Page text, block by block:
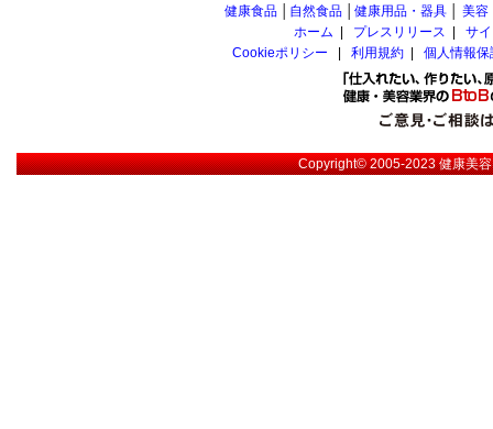
健康食品 自然食品 健康用品・器具 美容
ホーム
プレスリリース
サ
Cookieポリシー
利用規約 個人情報
Copyright© 2005-2023健康美